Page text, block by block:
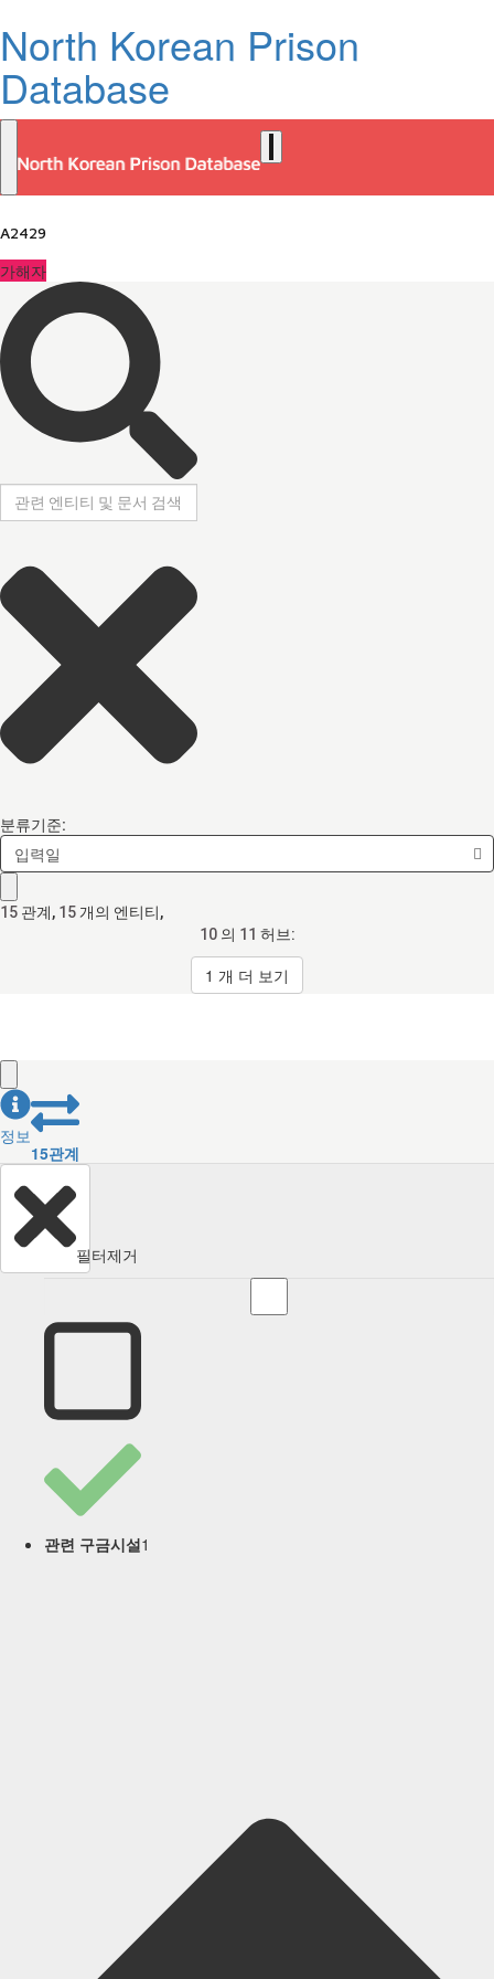
North Korean Prison
Database
A2429
가해자
분류기준:
입력일
15 관계, 15 개의 엔티티,
10 의 11 허브:
1 개 더 보기
정보
15관계
필터제거
관련 구금시설1